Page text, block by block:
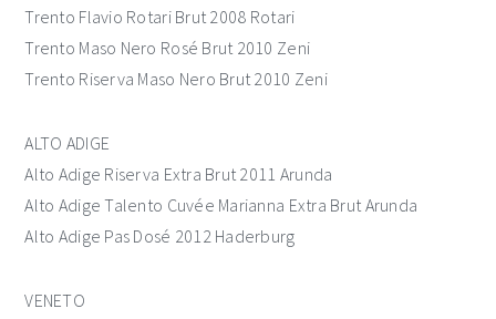
Trento Flavio Rotari Brut 2008 Rotari
Trento Maso Nero Rosé Brut 2010 Zeni
Trento Riserva Maso Nero Brut 2010 Zeni
ALTO ADIGE
Alto Adige Riserva Extra Brut 2011 Arunda
Alto Adige Talento Cuvée Marianna Extra Brut Arunda
Alto Adige Pas Dosé 2012 Haderburg
VENETO